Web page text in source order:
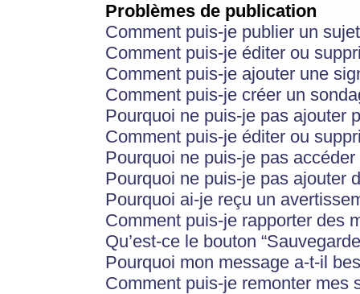
Problèmes de publication
Comment puis-je publier un
Comment puis-je éditer ou
Comment puis-je ajouter une
Comment puis-je créer un
Pourquoi ne puis-je pas ajouter
Comment puis-je éditer ou
Pourquoi ne puis-je pas
Pourquoi ne puis-je pas ajouter
Pourquoi ai-je reçu un
Comment puis-je rapporter des
Qu’est-ce le bouton
Pourquoi mon message a-t-il
Comment puis-je remonter mes